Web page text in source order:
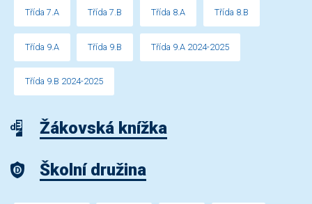
Třída 7.A Třída 7.B Třída 8.A Třída 8.B
Třída 9.A Třída 9.B Třída 9.A 2024-2025
Třída 9.B 2024-2025
Žákovská knížka
Školní družina